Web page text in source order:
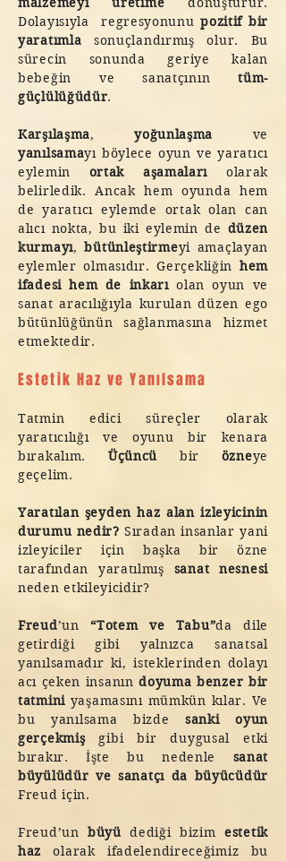
Dolayısıyla regresyonunupozitif bir
yaratımla sonuçlandırmış olur. Bu
sürecin sonunda geriye kalan
bebeğin ve sanatçınıntüm-
güçlülüğüdür.
Karşılaşma,yoğunlaşma ve
yanılsamayı böylece oyun ve yaratıcı
eylemin ortak aşamaları olarak
belirledik. Ancak hem oyunda hem
de yaratıcı eylemde ortak olan can
alıcı nokta, bu iki eylemin de düzen
kurmayı,bütünleştirmeyi amaçlayan
eylemler olmasıdır. Gerçekliğin hem
ifadesi hem de inkarıolan oyun ve
sanat aracılığıyla kurulan düzen ego
bütünlüğünün sağlanmasına hizmet
etmektedir.
Estetik Haz ve Yanılsama
Tatmin edici süreçler olarak
yaratıcılığı ve oyunu bir kenara
bırakalım. Üçüncü bir özneye
geçelim.
Yaratılan şeyden haz alan izleyicinin
durumu nedir? Sıradan insanlar yani
izleyiciler için başka bir özne
tarafından yaratılmış sanat nesnesi
neden etkileyicidir?
Freud’un“Totem ve Tabu”da dile
getirdiği gibi yalnızca sanatsal
yanılsamadır ki, isteklerinden dolayı
acı çeken insanındoyuma benzer bir
tatminiyaşamasını mümkün kılar. Ve
bu yanılsama bizdesanki oyun
gerçekmişgibi bir duygusal etki
bırakır. İşte bu nedenle sanat
büyülüdür ve sanatçı da büyücüdür
Freud için.
Freud’unbüyü dediği bizimestetik
haz olarak ifadelendireceğimiz bu